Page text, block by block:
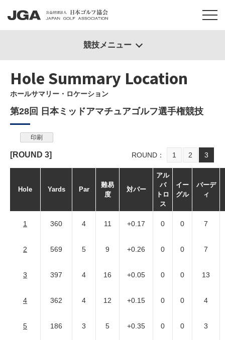
Hole Summary Location
ホールサマリー・ロケーション
第28回 日本ミッドアマチュアゴルフ選手権競技
[ROUND 3] ROUND 1 2 3
印刷
Hole Yards Par
難易
度
対パー
アル
バ
トロ
ス
イー
グル
バーデ
ィ
1 360 4 11 +0.17 0 0 7
2 569 5 9 +0.26 0 0 7
3 397 4 16 +0.05 0 0 13
4 362 4 12 +0.15 0 0 4
5 186 3 5 +0.35 0 0 3
競技メニュー